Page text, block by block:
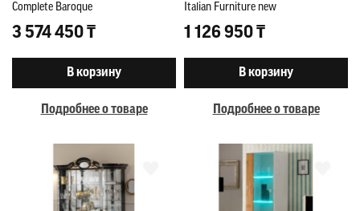
Complete Baroque
3 574 450 ₸
В корзину
Подробнее о товаре
Italian Furniture new
1 126 950 ₸
В корзину
Подробнее о товаре